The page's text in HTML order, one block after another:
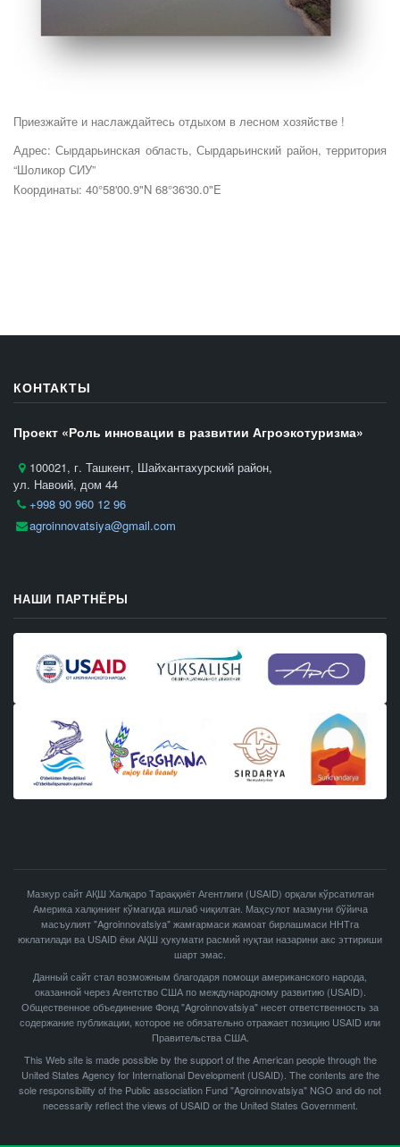
Приезжайте и наслаждайтесь отдыхом в лесном хозяйстве !
Адрес: Сырдарьинская область, Сырдарьинский район, территория
“Шоликор СИУ”
Координаты: 40°58'00.9"N 68°36'30.0"E
КОНТАКТЫ
Проект «Роль инновации в развитии Агроэкотуризма»
100021, г. Ташкент, Шайхантахурский район,
ул. Навоий, дом 44
+998 90 960 12 96
agroinnovatsiya@gmail.com
НАШИ ПАРТНЁРЫ
Мазкур сайт АҚШ Халқаро Тараққиёт Агентлиги (USAID) орқали кўрсатилган
Америка халқининг кўмагида ишлаб чиқилган. Маҳсулот мазмуни бўйича
масъулият "Agroinnovatsiya" жамғармаси жамоат бирлашмаси ННТга
юклатилади ва USAID ёки АҚШ ҳукумати расмий нуқтаи назарини акс эттириши
шарт эмас.
Данный сайт стал возможным благодаря помощи американского народа,
оказанной через Агентство США по международному развитию (USAID).
Общественное объединение Фонд "Agroinnovatsiya" несет ответственность за
содержание публикации, которое не обязательно отражает позицию USAID или
Правительства США.
This Web site is made possible by the support of the American people through the
United States Agency for International Development (USAID). The contents are the
sole responsibility of the Public association Fund "Agroinnovatsiya" NGO and do not
necessarily reflect the views of USAID or the United States Government.